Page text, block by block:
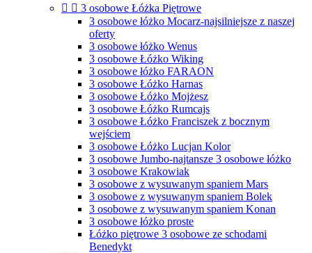
  3 osobowe Łóżka Piętrowe
3 osobowe łóżko Mocarz-najsilniejsze z naszej
oferty
3 osobowe łóżko Wenus
3 osobowe Łóżko Wiking
3 osobowe łóżko FARAON
3 osobowe Łóżko Harnas
3 osobowe Łóżko Mojżesz
3 osobowe Łóżko Rumcajs
3 osobowe Łóżko Franciszek z bocznym
wejściem
3 osobowe Łóżko Lucjan Kolor
3 osobowe Jumbo-najtansze 3 osobowe łóżko
3 osobowe Krakowiak
3 osobowe z wysuwanym spaniem Mars
3 osobowe z wysuwanym spaniem Bolek
3 osobowe z wysuwanym spaniem Konan
3 osobowe łóżko proste
Łóżko piętrowe 3 osobowe ze schodami
Benedykt